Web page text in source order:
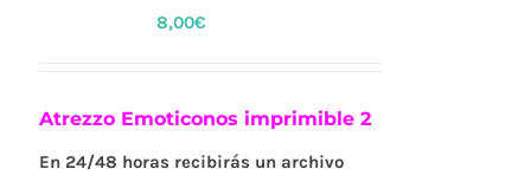
8,00€
Atrezzo Emoticonos imprimible 2
En 24/48 horas recibirás un archivo